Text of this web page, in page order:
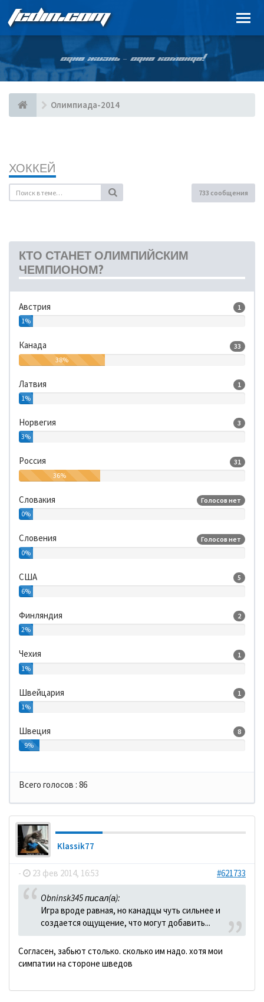
FCDIN.COM
ОДНА ЖИЗНЬ – ОДНА КОМАНДА!
Олимпиада-2014
ХОККЕЙ
733 сообщения
КТО СТАНЕТ ОЛИМПИЙСКИМ
ЧЕМПИОНОМ?
Австрия
1
1%
Канада
33
38%
Латвия
1
1%
Норвегия
3
3%
Россия
31
36%
Словакия
Голосов нет
0%
Словения
Голосов нет
0%
США
5
6%
Финляндия
2
2%
Чехия
1
1%
Швейцария
1
1%
Швеция
8
9%
Всего голосов : 86
Klassik77
- 23 фев 2014, 16:53 #621733
Obninsk345 писал(а):
Игра вроде равная, но канадцы чуть сильнее и
создается ощущение, что могут добавить...
Согласен, забьют столько. сколько им надо. хотя мои
симпатии на стороне шведов